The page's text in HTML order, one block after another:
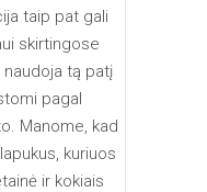
taip pat gali
skirtingose
tą patį
pagal
Manome, kad
kuriuos
ir kokiais